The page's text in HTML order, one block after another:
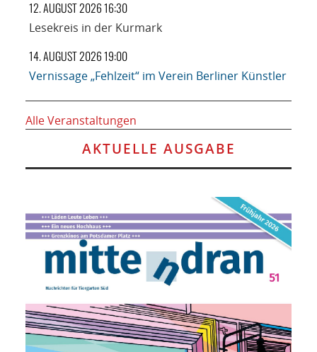
12. AUGUST 2026 16:30
Lesekreis in der Kurmark
14. AUGUST 2026 19:00
Vernissage „Fehlzeit“ im Verein Berliner Künstler
Alle Veranstaltungen
AKTUELLE AUSGABE